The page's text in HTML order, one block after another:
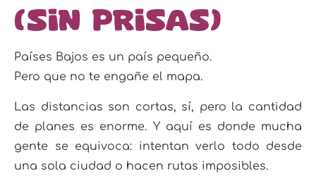
(sin prisas)
Países Bajos es un país pequeño.
Pero que no te engañe el mapa.
Las distancias son cortas, sí, pero la cantidad
de planes es enorme. Y aquí es donde mucha
gente se equivoca: intentan verlo todo desde
una sola ciudad o hacen rutas imposibles.